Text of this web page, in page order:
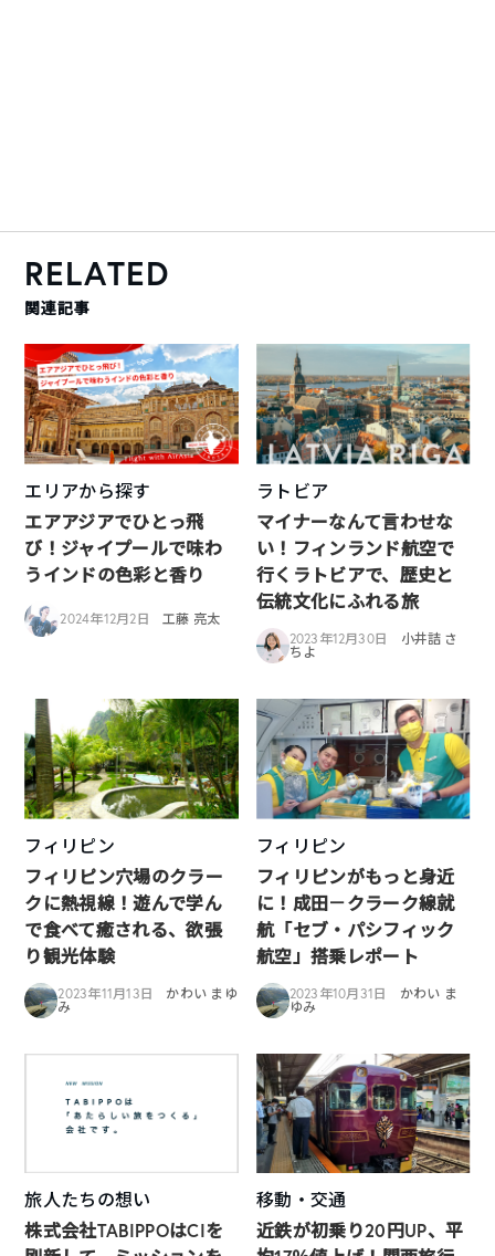
RELATED
関連記事
エリアから探す
エアアジアでひとっ飛
び！ジャイプールで味わ
うインドの色彩と香り
2024年12月2日 工藤 亮太
ラトビア
マイナーなんて言わせな
い！フィンランド航空で
行くラトビアで、歴史と
伝統文化にふれる旅
2023年12月30日
小井詰 さ
ちよ
フィリピン
フィリピン穴場のクラー
クに熱視線！遊んで学ん
で食べて癒される、欲張
り観光体験
2023年11月13日
かわい まゆ
み
フィリピン
フィリピンがもっと身近
に！成田－クラーク線就
航「セブ・パシフィック
航空」搭乗レポート
2023年10月31日
かわい ま
ゆみ
旅人たちの想い
株式会社TABIPPOはCIを
移動・交通
近鉄が初乗り20円UP、平